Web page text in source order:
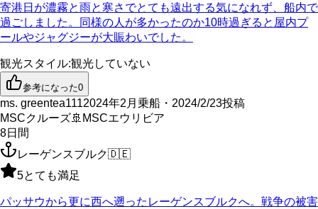
寄港日が濃霧と雨と寒さでとても遠出する気になれず、船内で
過ごしました。同様の人が多かったのか10時過ぎると屋内プ
ールやジャグジーが大賑わいでした。
観光スタイル:観光していない
参考になった0
ms. greentea1112024年2月乗船・2024/2/23投稿
MSCクルーズ🚢 MSCエウリビア
8日間
レーゲンスブルク🇩🇪
5とても満足
パッサウから更に西へ遡ったレーゲンスブルクへ。戦争の被害